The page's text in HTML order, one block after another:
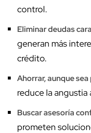
control.
Eliminar deudas
generan más
crédito.
Ahorrar, aunque sea
reduce la
Buscar asesoría
prometen